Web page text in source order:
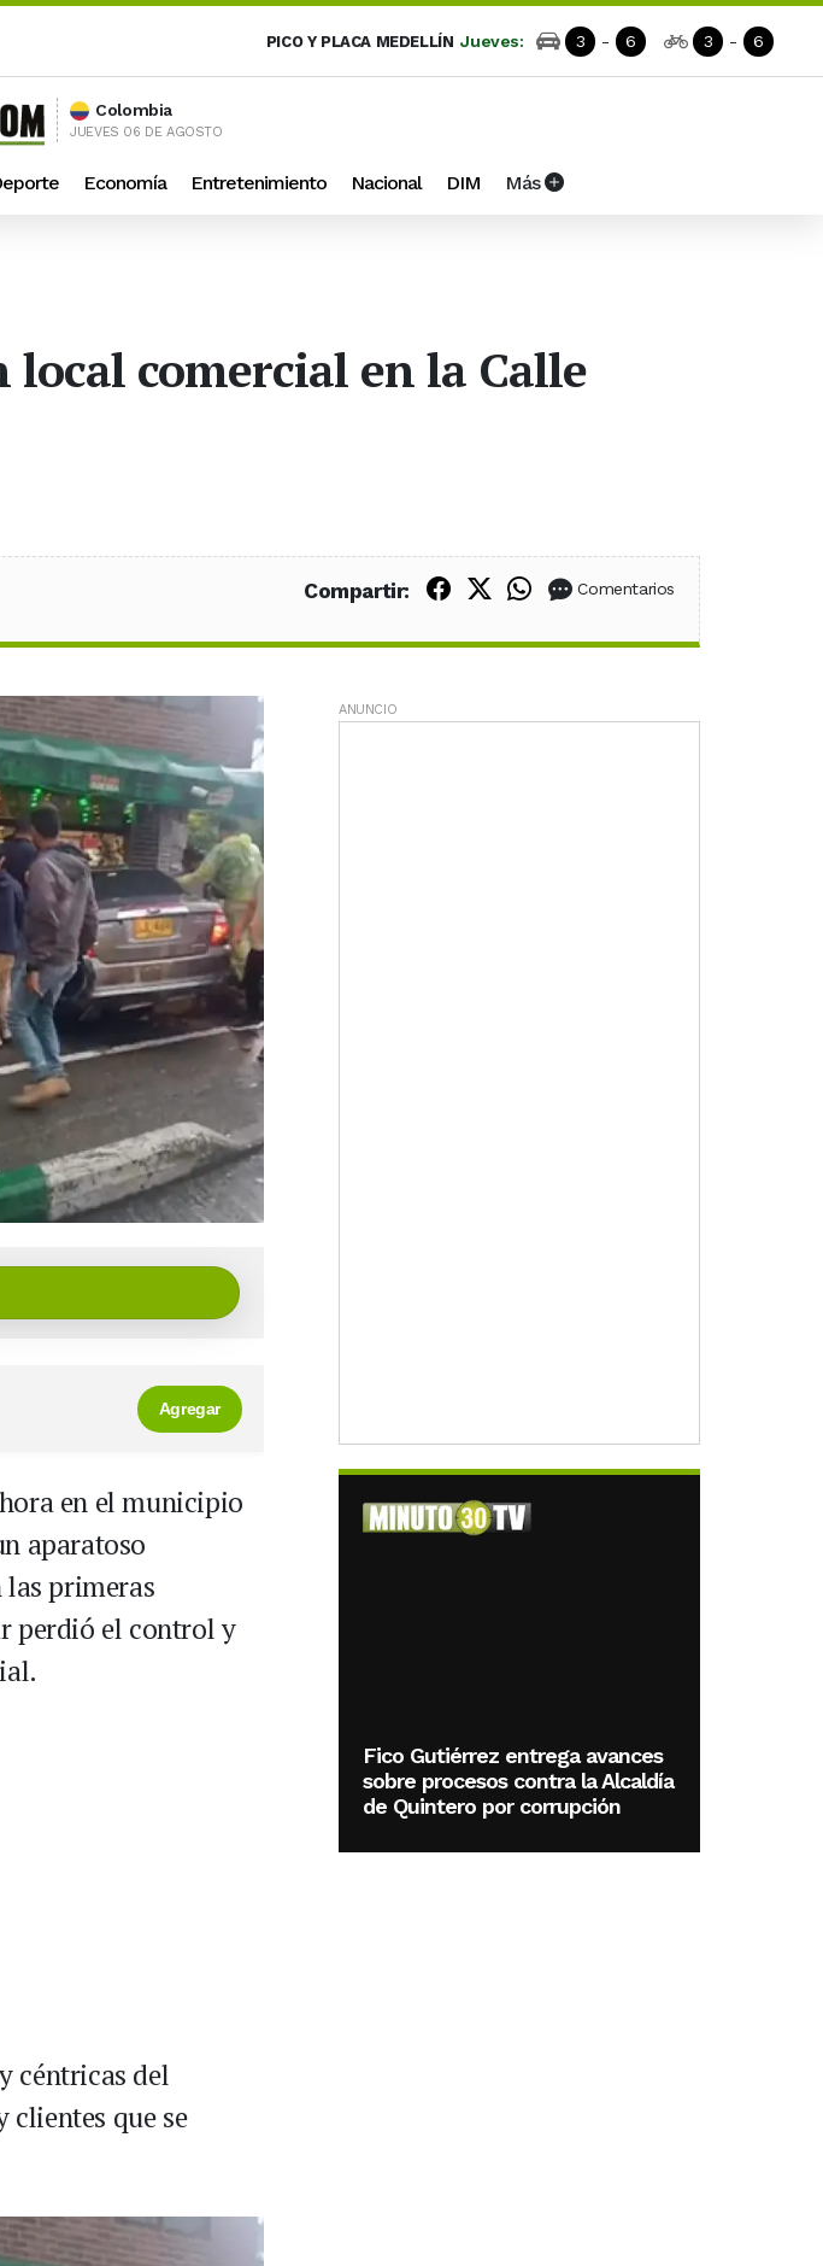
PICO Y PLACA MEDELLÍN Jueves: 3 - 6 3 - 6
Colombia
JUEVES 06 DE AGOSTO
Economía Entretenimiento Nacional DIM Más
local comercial en la Calle
Compartir: Compartir en Facebook
Compartir en X (Twitter)
Compartir en WhatsApp
Comentarios
Agregar
en el municipio
aparatoso
las primeras
perdió el control y
céntricas del
clientes que se
ANUNCIO
Fico Gutiérrez entrega avances
sobre procesos contra la Alcaldía
de Quintero por corrupción